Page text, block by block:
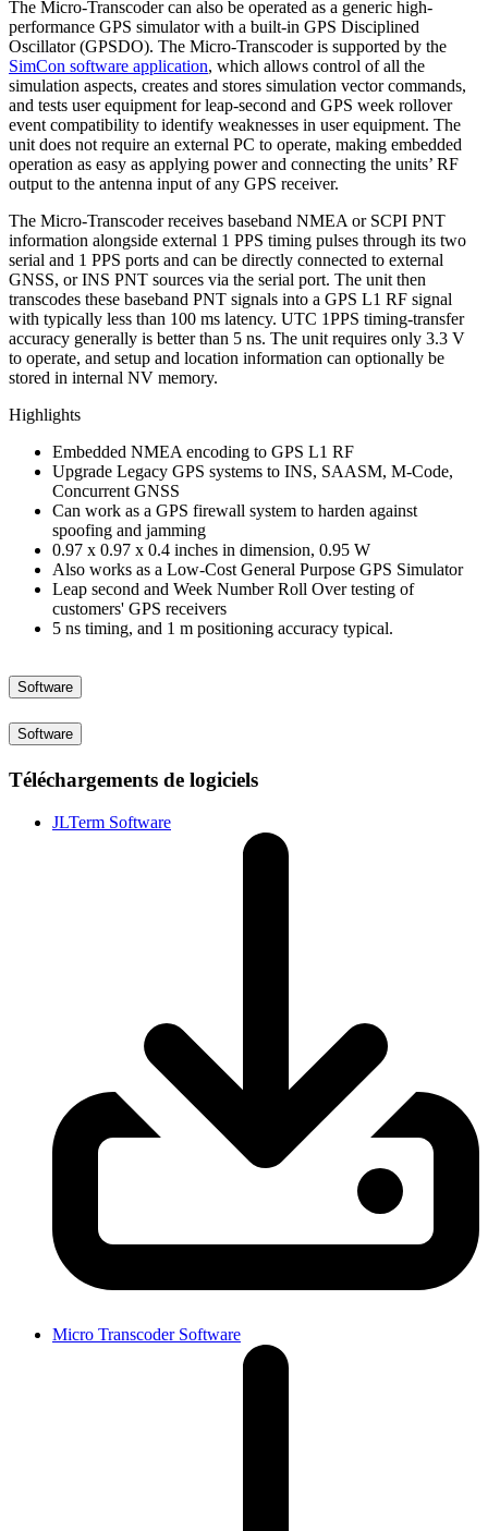
The Micro-Transcoder can also be operated as a generic high-
performance GPS simulator with a built-in GPS Disciplined
Oscillator (GPSDO). The Micro-Transcoder is supported by the
SimCon software application, which allows control of all the
simulation aspects, creates and stores simulation vector commands,
and tests user equipment for leap-second and GPS week rollover
event compatibility to identify weaknesses in user equipment. The
unit does not require an external PC to operate, making embedded
operation as easy as applying power and connecting the units’ RF
output to the antenna input of any GPS receiver.
The Micro-Transcoder receives baseband NMEA or SCPI PNT
information alongside external 1 PPS timing pulses through its two
serial and 1 PPS ports and can be directly connected to external
GNSS, or INS PNT sources via the serial port. The unit then
transcodes these baseband PNT signals into a GPS L1 RF signal
with typically less than 100 ms latency. UTC 1PPS timing-transfer
accuracy generally is better than 5 ns. The unit requires only 3.3 V
to operate, and setup and location information can optionally be
stored in internal NV memory.
Highlights
Embedded NMEA encoding to GPS L1 RF
Upgrade Legacy GPS systems to INS, SAASM, M-Code,
Concurrent GNSS
Can work as a GPS firewall system to harden against
spoofing and jamming
0.97 x 0.97 x 0.4 inches in dimension, 0.95 W
Also works as a Low-Cost General Purpose GPS Simulator
Leap second and Week Number Roll Over testing of
customers' GPS receivers
5 ns timing, and 1 m positioning accuracy typical.
Software
Software
Téléchargements de logiciels
JLTerm Software
Micro Transcoder Software